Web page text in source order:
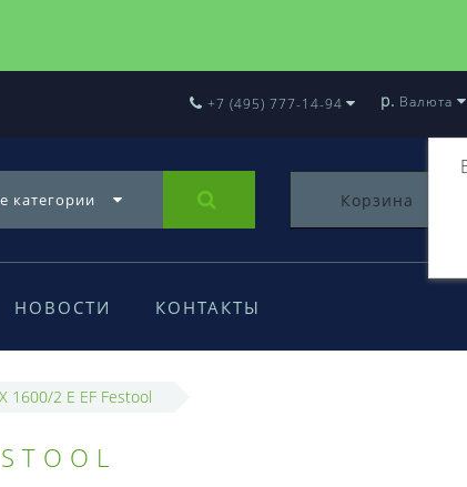
+7 (495) 777-14-94 р. Валюта
категории Корзина
НОВОСТИ КОНТАКТЫ
1600/2 E EF Festool